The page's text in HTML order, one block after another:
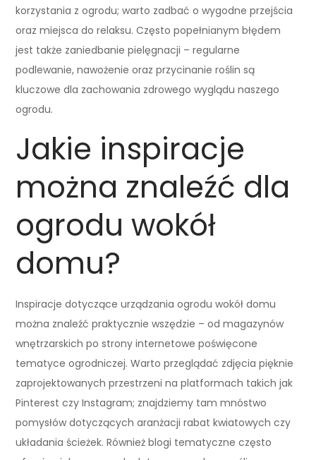
korzystania z ogrodu; warto zadbać o wygodne przejścia
oraz miejsca do relaksu. Często popełnianym błędem
jest także zaniedbanie pielęgnacji – regularne
podlewanie, nawożenie oraz przycinanie roślin są
kluczowe dla zachowania zdrowego wyglądu naszego
ogrodu.
Jakie inspiracje
można znaleźć dla
ogrodu wokół
domu?
Inspiracje dotyczące urządzania ogrodu wokół domu
można znaleźć praktycznie wszędzie – od magazynów
wnętrzarskich po strony internetowe poświęcone
tematyce ogrodniczej. Warto przeglądać zdjęcia pięknie
zaprojektowanych przestrzeni na platformach takich jak
Pinterest czy Instagram; znajdziemy tam mnóstwo
pomysłów dotyczących aranżacji rabat kwiatowych czy
układania ścieżek. Również blogi tematyczne często